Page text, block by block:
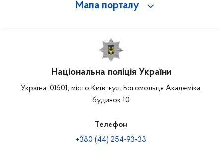
Мапа порталу
Національна поліція України
Україна, 01601, місто Київ, вул. Богомольця Академіка,
будинок 10
Телефон
+380 (44) 254-93-33